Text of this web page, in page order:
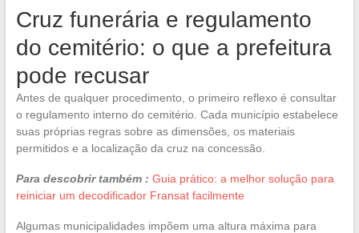
Cruz funerária e regulamento
do cemitério: o que a prefeitura
pode recusar
Antes de qualquer procedimento, o primeiro reflexo é consultar
o regulamento interno do cemitério. Cada município estabelece
suas próprias regras sobre as dimensões, os materiais
permitidos e a localização da cruz na concessão.
Para descobrir também : Guia prático: a melhor solução para
reiniciar um decodificador Fransat facilmente
Algumas municipalidades impõem uma altura máxima para